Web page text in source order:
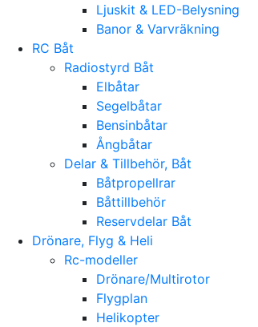
Ljuskit & LED-Belysning
Banor & Varvräkning
RC Båt
Radiostyrd Båt
Elbåtar
Segelbåtar
Bensinbåtar
Ångbåtar
Delar & Tillbehör, Båt
Båtpropellrar
Båttillbehör
Reservdelar Båt
Drönare, Flyg & Heli
Rc-modeller
Drönare/Multirotor
Flygplan
Helikopter